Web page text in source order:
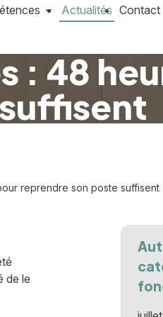
Actualités Contact
: 48
reprendre son poste suffisent
de le